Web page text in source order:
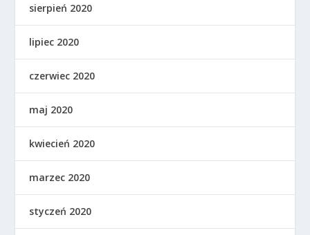
sierpień 2020
lipiec 2020
czerwiec 2020
maj 2020
kwiecień 2020
marzec 2020
styczeń 2020